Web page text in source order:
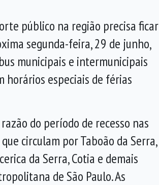
público na região precisa ficar
segunda-feira, 29 de junho,
municipais e intermunicipais
horários especiais de férias
do período de recesso nas
circulam por Taboão da Serra,
da Serra, Cotia e demais
de São Paulo. As